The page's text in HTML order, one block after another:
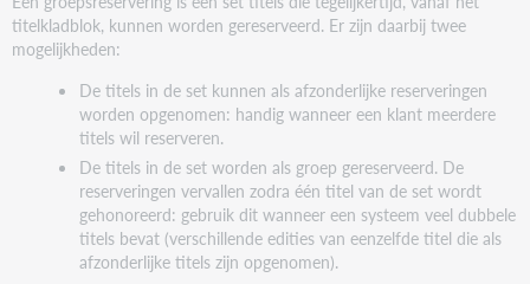
vanaf
het
titelkladblok
Alle
titels
in
één
groep
Elke
titel
afzonderlijk
titelkladblok, kunnen worden gereserveerd. Er zijn daarbij twee
mogelijkheden:
De titels in de set kunnen als afzonderlijke reserveringen
worden opgenomen: handig wanneer een klant meerdere
titels wil reserveren.
De titels in de set worden als groep gereserveerd. De
reserveringen vervallen zodra één titel van de set wordt
gehonoreerd: gebruik dit wanneer een systeem veel dubbele
titels bevat (verschillende edities van eenzelfde titel die als
afzonderlijke titels zijn opgenomen).